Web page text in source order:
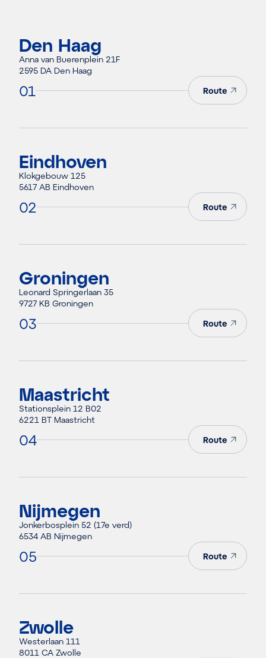
Den Haag
Anna van Buerenplein 21F
2595 DA Den Haag
01 Route
Eindhoven
Klokgebouw 125
5617 AB Eindhoven
02 Route
Groningen
Leonard Springerlaan 35
9727 KB Groningen
03 Route
Maastricht
Stationsplein 12 B02
6221 BT Maastricht
04 Route
Nijmegen
Jonkerbosplein 52 (17e verd)
6534 AB Nijmegen
05 Route
Zwolle
Westerlaan 111
8011 CA Zwolle